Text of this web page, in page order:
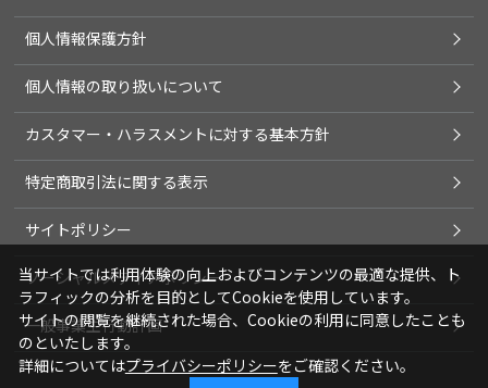
個人情報保護方針
個人情報の取り扱いについて
カスタマー・ハラスメントに対する基本方針
特定商取引法に関する表示
サイトポリシー
ソーシャルメディアポリシー
一般事業主行動計画
当サイトでは利用体験の向上およびコンテンツの最適な提供、ト
ラフィックの分析を目的としてCookieを使用しています。
サイトの閲覧を継続された場合、Cookieの利用に同意したことも
のといたします。
詳細についてはプライバシーポリシーをご確認ください。